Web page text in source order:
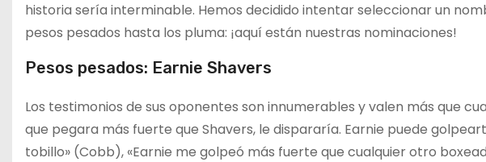
historia sería interminable. Hemos decidido intentar seleccionar un
pesos pesados hasta los pluma: ¡aquí están nuestras nominaciones!
Pesos pesados: Earnie Shavers
Los testimonios de sus oponentes son innumerables y valen más que
que pegara más fuerte que Shavers, le dispararía. Earnie puede
tobillo» (Cobb), «Earnie me golpeó más fuerte que cualquier otro